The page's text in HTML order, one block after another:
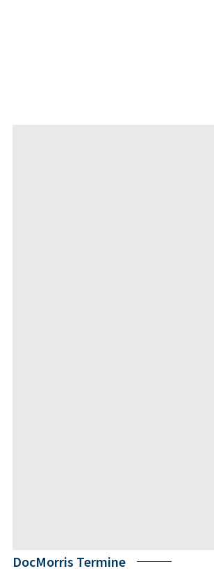
DocMorris Termine